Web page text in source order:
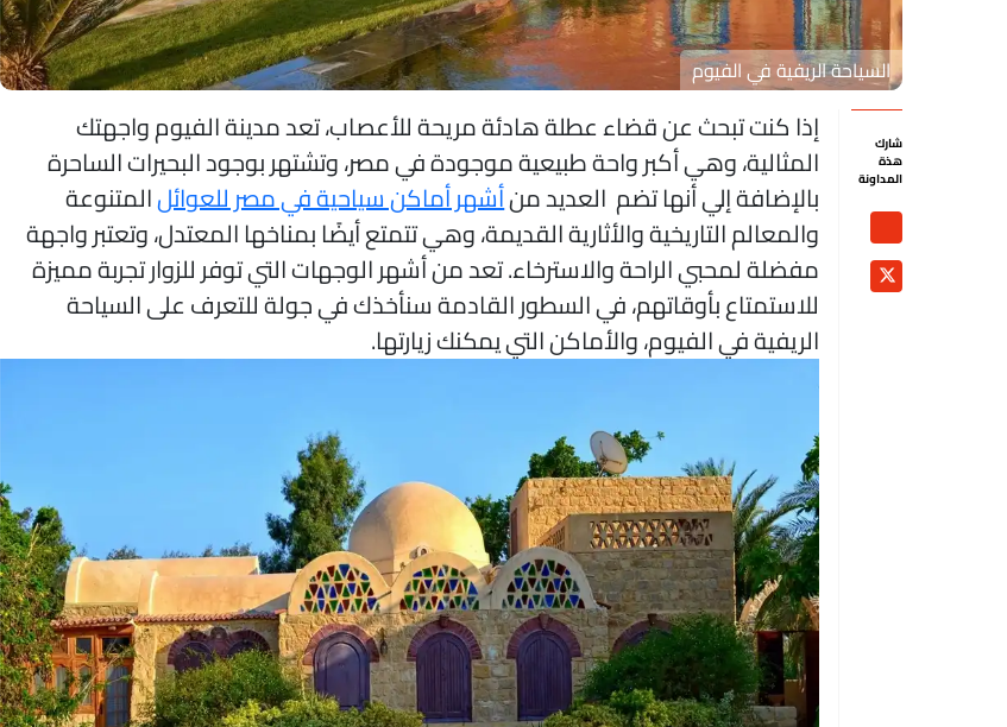
السياحة الريفية في الفيوم
شارك
هذة
المداونة
إذا كنت تبحث عن قضاء عطلة هادئة مريحة للأعصاب، تعد مدينة الفيوم واجهتك
المثالية، وهي أكبر واحة طبيعية موجودة في مصر، وتشتهر بوجود البحيرات الساحرة
بالإضافة إلي أنها تضم العديد منأشهر أماكن سياحية في مصر للعوائلالمتنوعة
والمعالم التاريخية والأثارية القديمة، وهي تتمتع أيضًا بمناخها المعتدل، وتعتبر واجهة
مفضلة لمحبي الراحة والاسترخاء. تعد من أشهر الوجهات التي توفر للزوار تجربة مميزة
للاستمتاع بأوقاتهم، في السطور القادمة سنأخذك في جولة للتعرف على السياحة
الريفية في الفيوم، والأماكن التي يمكنك زيارتها.